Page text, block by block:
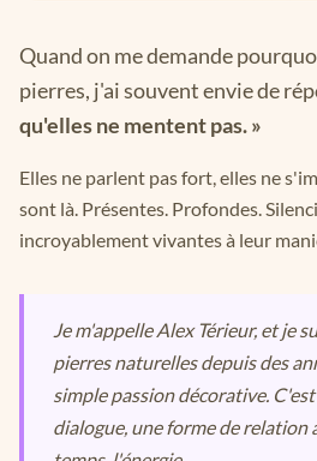
Quand on me demande
pierres, j'ai souvent envie de
qu'elles ne mentent pas. »
Elles ne parlent pas fort, elles ne
sont là. Présentes. Profondes.
incroyablement vivantes à leur
Je m'appelle Alex Térieur, et je
pierres naturelles depuis des
simple passion décorative.
dialogue, une forme de relation